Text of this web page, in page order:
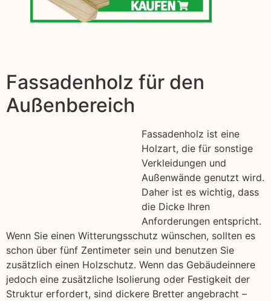
Fassadenholz für den
Außenbereich
Fassadenholz ist eine
Holzart, die für sonstige
Verkleidungen und
Außenwände genutzt wird.
Daher ist es wichtig, dass
die Dicke Ihren
Anforderungen entspricht.
Wenn Sie einen Witterungsschutz wünschen, sollten es
schon über fünf Zentimeter sein und benutzen Sie
zusätzlich einen Holzschutz. Wenn das Gebäudeinnere
jedoch eine zusätzliche Isolierung oder Festigkeit der
Struktur erfordert, sind dickere Bretter angebracht –